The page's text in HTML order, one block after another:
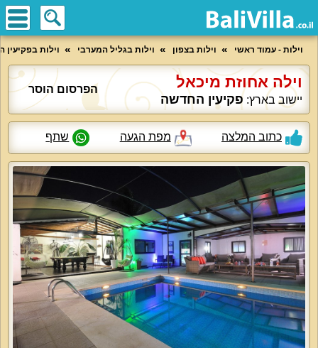
וילות - עמוד ראשי וילות בצפון וילות בגליל המערבי וילות
וילה אחוזת מיכאל
יישוב בארץ: פקיעין החדשה
הפרסום הוסר
כתוב המלצה מפת הגעה שתף